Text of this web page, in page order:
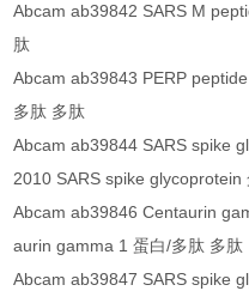
Abcam ab39842 SARS M
肽
Abcam ab39843 PERP
多肽 多肽
Abcam ab39844 SARS spike
2010 SARS spike glycoprotein
Abcam ab39846 Centaurin
aurin gamma 1 蛋白/多肽 多肽
Abcam ab39847 SARS spike